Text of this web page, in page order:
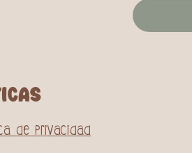
de Privacidad